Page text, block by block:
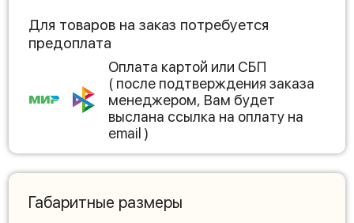
Для товаров на заказ потребуется
предоплата
Оплата картой или СБП
( после подтверждения заказа
менеджером, Вам будет
выслана ссылка на оплату на
email )
Габаритные размеры